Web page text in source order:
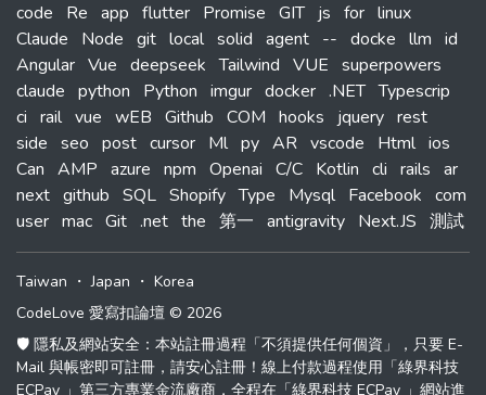
code
Re app flutter Promise GIT js for linux
Claude
Node git local solid agent -- docke llm id
Angular Vue deepseek Tailwind VUE superpowers
claude python Python imgur docker .NET Typescrip
ci rail vue wEB Github COM hooks jquery rest
side seo post cursor Ml py AR vscode Html ios
Can AMP azure npm Openai C/C Kotlin cli rails ar
next github SQL Shopify Type Mysql Facebook com
user mac Git .net the 第一 antigravity Next.JS 測試
Taiwan ・Japan ・ Korea
CodeLove 愛寫扣論壇 © 2026
🛡️ 隱私及網站安全：本站註冊過程「不須提供任何個資」，只要 E-
Mail 與帳密即可註冊，請安心註冊！線上付款過程使用「綠界科技
ECPay 」第三方專業金流廠商，全程在「綠界科技 ECPay 」網站進